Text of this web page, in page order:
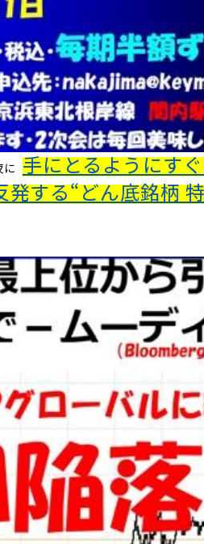
に 手にとるようにす
する“どん底銘柄